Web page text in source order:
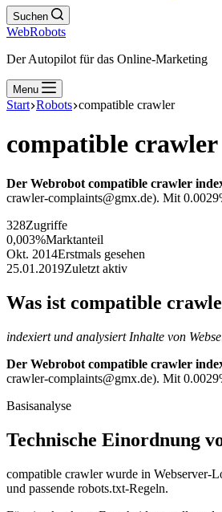
Suchen
WebRobots
Der Autopilot für das Online-Marketing
Menu
Start Robots compatible crawler
compatible crawler
Der Webrobot compatible crawler
crawler-complaints@gmx.de). Mit
328Zugriffe
0,003%Marktanteil
Okt. 2014Erstmals gesehen
25.01.2019Zuletzt aktiv
Was ist compatible
indexiert und analysiert Inhalte von
Der Webrobot compatible crawler
crawler-complaints@gmx.de). Mit
Basisanalyse
Technische Einordnung
compatible crawler wurde in Webserver-
und passende robots.txt-Regeln.